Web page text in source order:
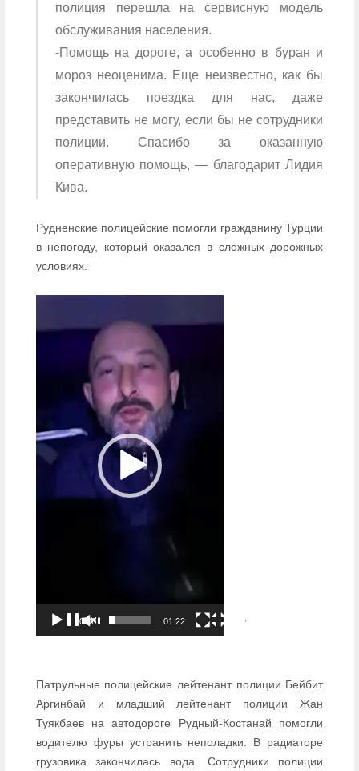
полиция перешла на сервисную модель
обслуживания населения.
-Помощь на дороге, а особенно в буран и
мороз неоценима. Еще неизвестно, как бы
закончилась поездка для нас, даже
представить не могу, если бы не сотрудники
полиции. Спасибо за оказанную
оперативную помощь, — благодарит Лидия
Кива.
Рудненские полицейские помогли гражданину Турции
в непогоду, который оказался в сложных дорожных
условиях.
00:00 01:22
Патрульные полицейские лейтенант полиции Бейбит
Аргинбай и младший лейтенант полиции Жан
Туякбаев на автодороге Рудный-Костанай помогли
водителю фуры устранить неполадки. В радиаторе
грузовика закончилась вода. Сотрудники полиции